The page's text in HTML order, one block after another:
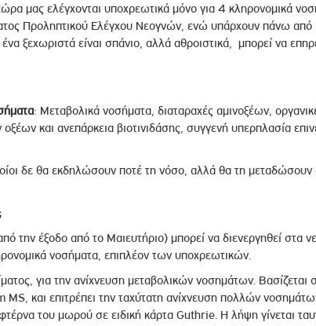
μας ελέγχονται υποχρεωτικά μόνο για 4 κληρονομικά
Προληπτικού Ελέγχου Νεογνών, ενώ υπάρχουν πάνω
ξεχωριστά είναι σπάνιο, αλλά αθροιστικά, μπορεί να
: Μεταβολικά νοσήματα, διαταραχές αμινοξέων,
και ανεπάρκεια βιοτινιδάσης, συγγενή υπερπλασία
δε θα εκδηλώσουν ποτέ τη νόσο, αλλά θα τη μεταδώσουν
την έξοδο από το Μαιευτήριο) μπορεί να διενεργηθεί στα
νοσήματα, επιπλέον των υποχρεωτικών.
για την ανίχνευση μεταβολικών νοσημάτων. Βασίζεται
και επιτρέπει την ταχύτατη ανίχνευση πολλών
του μωρού σε ειδική κάρτα Guthrie. Η λήψη γίνεται